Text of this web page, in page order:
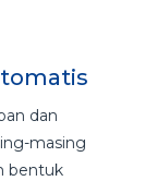
dan
masing
bentuk